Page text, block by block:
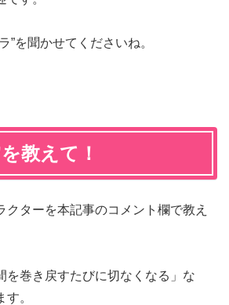
”を聞かせてくださいね。
教えて！
ターを本記事のコメント欄で教え
を巻き戻すたびに切なくなる」な
。